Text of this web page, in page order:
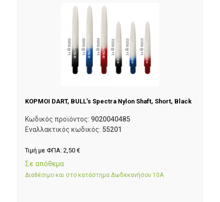
ΚΟΡΜΟΙ DART, BULL’s Spectra Nylon Shaft, Short, Black
Κωδικός προϊόντος: 9020040485
Εναλλακτικός κωδικός: 55201
Τιμή με ΦΠΑ: 2,50 €
Σε απόθεμα
Διαθέσιμο και στο κατάστημα Δωδεκανήσου 10Α